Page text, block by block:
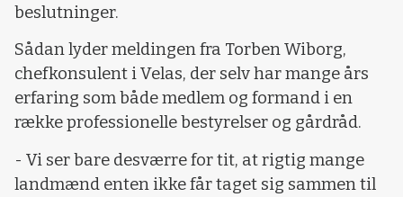
beslutninger.
Sådan lyder meldingen fra Torben Wiborg,
chefkonsulent i Velas, der selv har mange års
erfaring som både medlem og formand i en
række professionelle bestyrelser og gårdråd.
- Vi ser bare desværre for tit, at rigtig mange
landmænd enten ikke får taget sig sammen til